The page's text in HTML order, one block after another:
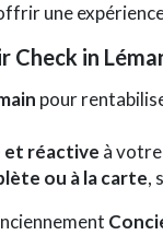
une
Check in
pour
et réactive à
ou à la carte,